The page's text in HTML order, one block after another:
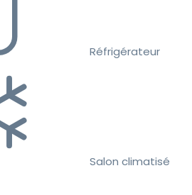
Réfrigérateur
Salon climatisé